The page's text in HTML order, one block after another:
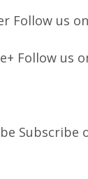
Follow us
Follow us
Subscribe